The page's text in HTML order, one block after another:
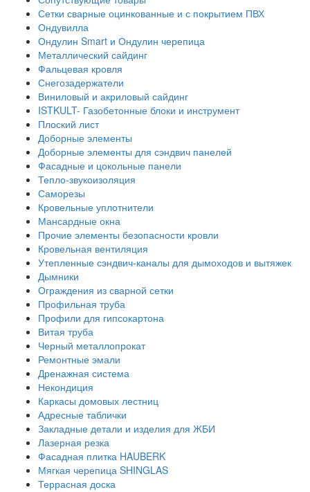
Сетки сварные оцинкованные и с покрытием ПВХ
Ондувилла
Ондулин Smart и Ондулин черепица
Металлический сайдинг
Фальцевая кровля
Снегозадержатели
Виниловый и акриловый сайдинг
ISTKULT- Газобетонные блоки и инструмент
Плоский лист
Доборные элементы
Доборные элементы для сэндвич панелей
Фасадные и цокольные панели
Тепло-звукоизоляция
Саморезы
Кровельные уплотнители
Мансардные окна
Прочие элементы безопасности кровли
Кровельная вентиляция
Утепленные сэндвич-каналы для дымоходов и вытяжек
Дымники
Ограждения из сварной сетки
Профильная труба
Профили для гипсокартона
Витая труба
Черный металлопрокат
Ремонтные эмали
Дренажная система
Некондиция
Каркасы домовых лестниц
Адресные таблички
Закладные детали и изделия для ЖБИ
Лазерная резка
Фасадная плитка HAUBERK
Мягкая черепица SHINGLAS
Террасная доска